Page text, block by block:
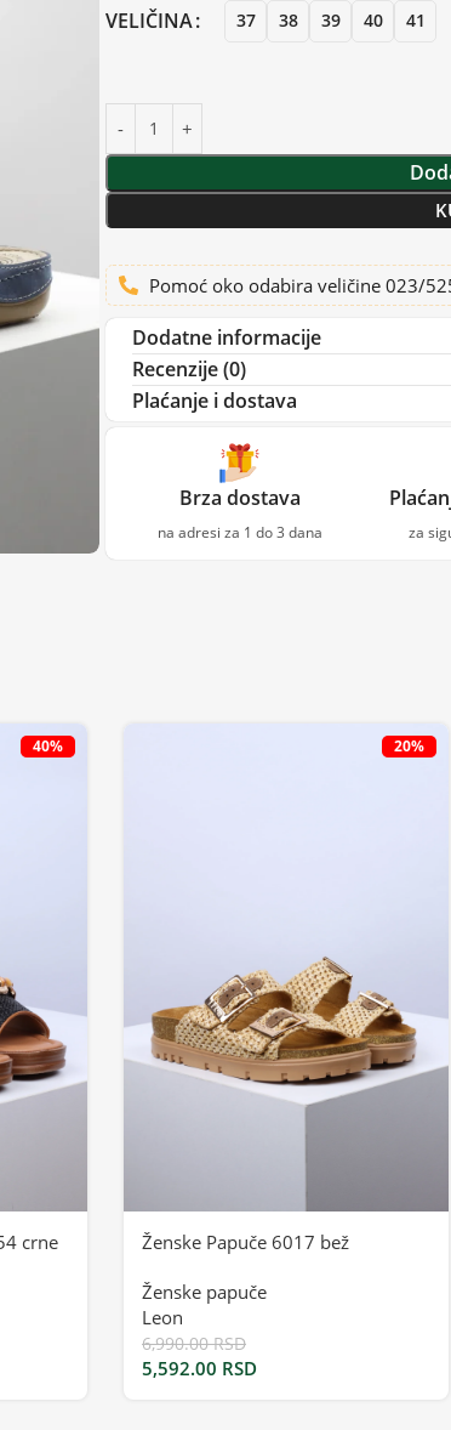
VELIČINA 37 38 39 40 41
Pomoć oko odabira veličine 023/
Dodatne informacije
Recenzije (0)
Plaćanje i dostava
Brza dostava
na adresi za 1 do 3 dana za
40%
crne
20%
Ženske Papuče 6017 bež
Ženske papuče
Leon
6,990.00RSD
5,592.00 RSD